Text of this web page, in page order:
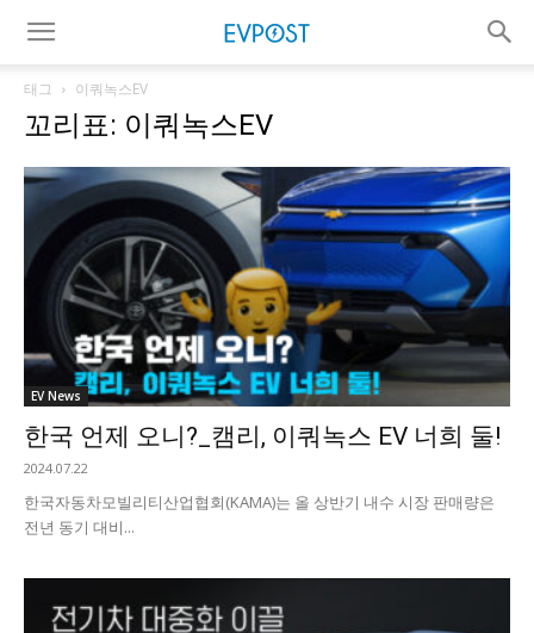
태그 이쿼녹스EV
꼬리표: 이쿼녹스EV
EV News
한국 언제 오니?_캠리, 이쿼녹스 EV 너희 둘!
2024.07.22
한국자동차모빌리티산업협회(KAMA)는 올 상반기 내수 시장 판매량은
전년 동기 대비...